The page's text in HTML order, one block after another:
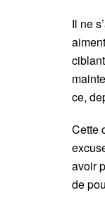
Il ne
ce,
Cette
avoir
de